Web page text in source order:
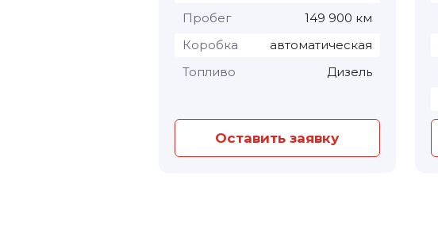
Пробег
149 900 км
Коробка
автоматическая
Топливо
Дизель
Оставить заявку